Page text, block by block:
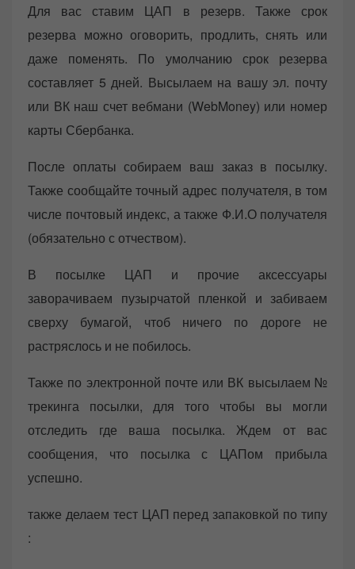
Для вас ставим ЦАП в резерв. Также срок
резерва можно оговорить, продлить, снять или
даже поменять. По умолчанию срок резерва
составляет 5 дней. Высылаем на вашу эл. почту
или ВК наш счет вебмани (WebMoney) или номер
карты Сбербанка.
После оплаты собираем ваш заказ в посылку.
Также сообщайте точный адрес получателя, в том
числе почтовый индекс, а также Ф.И.О получателя
(обязательно с отчеством).
В посылке ЦАП и прочие аксессуары
заворачиваем пузырчатой пленкой и забиваем
сверху бумагой, чтоб ничего по дороге не
растряслось и не побилось.
Также по электронной почте или ВК высылаем №
трекинга посылки, для того чтобы вы могли
отследить где ваша посылка. Ждем от вас
сообщения, что посылка с ЦАПом прибыла
успешно.
также делаем тест ЦАП перед запаковкой по типу
: